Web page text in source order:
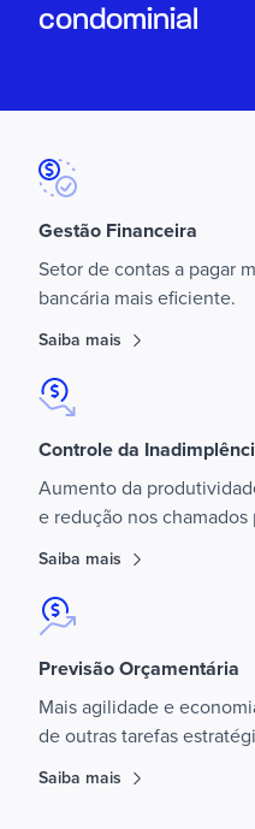
condominial
Gestão Financeira
Setor de contas a pagar
bancária mais eficiente.
Saiba mais
Controle da
Aumento da
e redução nos chamados
Saiba mais
Previsão Orçamentária
Mais agilidade e
de outras tarefas
Saiba mais